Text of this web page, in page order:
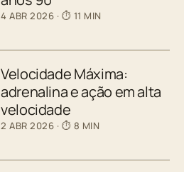
4 ABR 2026 · ⏱ 11 MIN
Velocidade Máxima:
adrenalina e ação em alta
velocidade
2 ABR 2026 · ⏱ 8 MIN